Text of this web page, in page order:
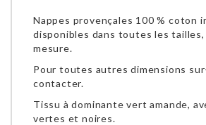
Nappes provençales 100 % coton
disponibles dans toutes les tailles,
mesure.
Pour toutes autres dimensions
contacter.
Tissu à dominante vert amande,
vertes et noires.